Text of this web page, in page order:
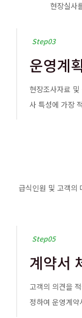
현장실사
Step03
운영계
현장조사자료
사 특성에 가장
급식인원 및 고객의
Step05
계약서
고객의 의견을
정하여 운영계약